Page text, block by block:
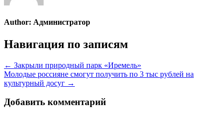
Author: Администратор
Навигация по записям
← Закрыли природный парк «Иремель»
Молодые россияне смогут получить по 3 тыс рублей на
культурный досуг →
Добавить комментарий